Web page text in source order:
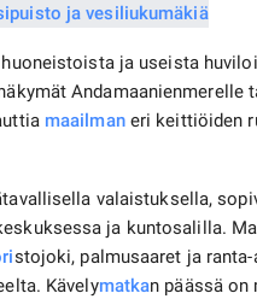
ja useista
maailmaneri keittiöiden
valaistuksella,
ja kuntosalilla.
stojoki, palmusaaret ja
Kävelymatkan päässä on